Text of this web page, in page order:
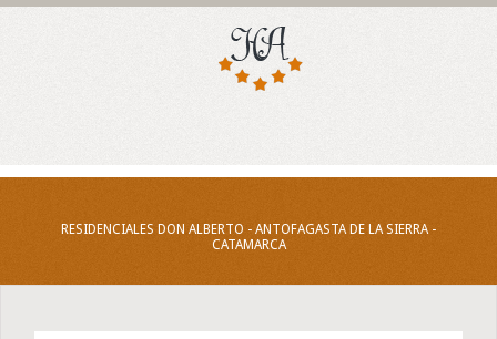
RESIDENCIALES DON ALBERTO - ANTOFAGASTA DE LA SIERRA -
CATAMARCA